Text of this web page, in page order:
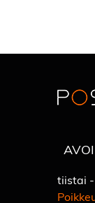
tiistai -